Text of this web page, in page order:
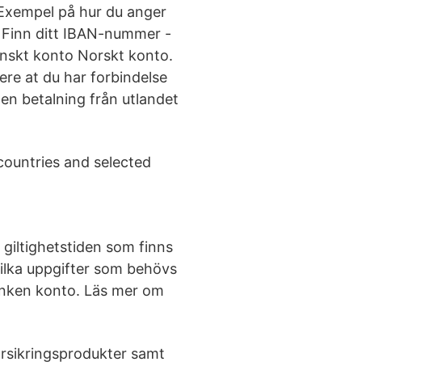
på hur du anger
ditt IBAN-nummer -
konto Norskt konto.
at du har forbindelse
betalning från utlandet
and selected
som finns
uppgifter som behövs
konto. Läs mer om
samt